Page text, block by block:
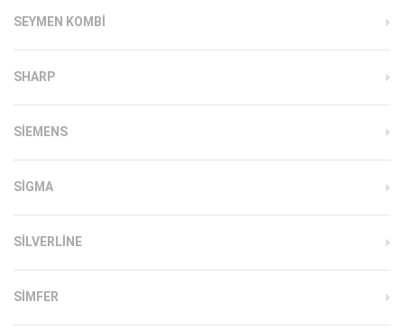
SEYMEN KOMBI
SHARP
SIEMENS
SIGMA
SILVERLINE
SIMFER